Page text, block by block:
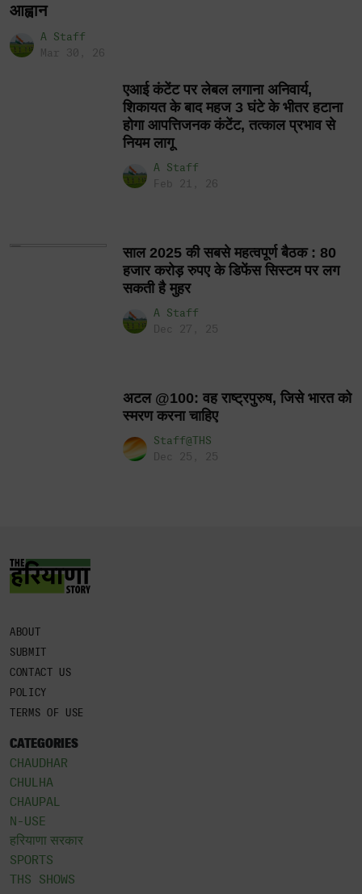
आह्वान
A Staff
Mar 30, 26
एआई कंटेंट पर लेबल लगाना अनिवार्य,
शिकायत के बाद महज 3 घंटे के भीतर हटाना
होगा आपत्तिजनक कंटेंट, तत्काल प्रभाव से
नियम लागू
A Staff
Feb 21, 26
साल 2025 की सबसे महत्वपूर्ण बैठक : 80
हजार करोड़ रुपए के डिफेंस सिस्टम पर लग
सकती है मुहर
A Staff
Dec 27, 25
अटल @100: वह राष्ट्रपुरुष, जिसे भारत को
स्मरण करना चाहिए
Staff@THS
Dec 25, 25
ABOUT
SUBMIT
CONTACT US
POLICY
TERMS OF USE
CATEGORIES
CHAUDHAR
CHULHA
CHAUPAL
N-USE
हरियाणा सरकार
SPORTS
THS SHOWS